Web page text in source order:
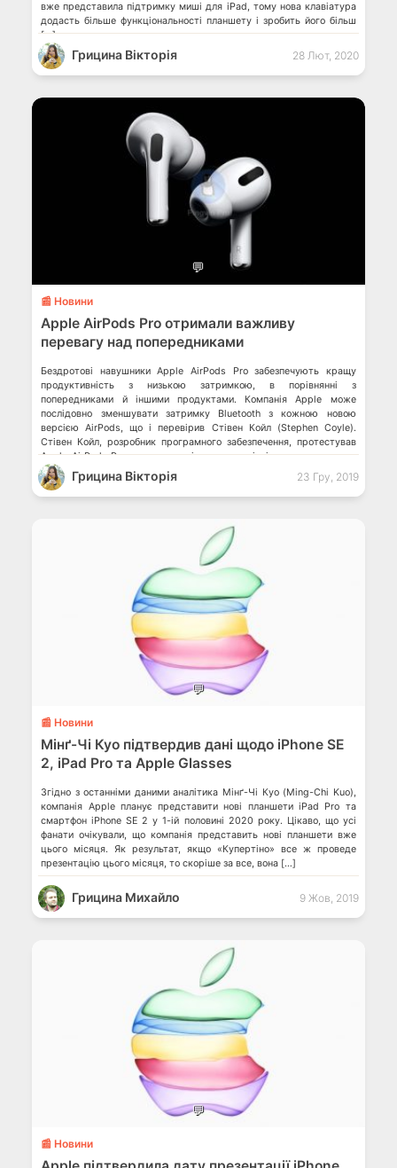
вже представила підтримку миші для iPad, тому нова клавіатура
додасть більше функціональності планшету і зробить його більш
[…]
Грицина Вікторія 28 Лют, 2020
💬
📰 Новини
Apple AirPods Pro отримали важливу
перевагу над попередниками
Бездротові навушники Apple AirPods Pro забезпечують кращу
продуктивність з низькою затримкою, в порівнянні з
попередниками й іншими продуктами. Компанія Apple може
послідовно зменшувати затримку Bluetooth з кожною новою
версією AirPods, що і перевірив Стівен Койл (Stephen Coyle).
Стівен Койл, розробник програмного забезпечення, протестував
Apple AirPods Pro, записавши різницю в часі між моментом, коли
звук відтворюється […]
Грицина Вікторія 23 Гру, 2019
💬
📰 Новини
Мінґ-Чі Куо підтвердив дані щодо iPhone SE
2, iPad Pro та Apple Glasses
Згідно з останніми даними аналітика Мінґ-Чі Куо (Ming-Chi Kuo),
компанія Apple планує представити нові планшети iPad Pro та
смартфон iPhone SE 2 у 1-ій половині 2020 року. Цікаво, що усі
фанати очікували, що компанія представить нові планшети вже
цього місяця. Як результат, якщо «Купертіно» все ж проведе
презентацію цього місяця, то скоріше за все, вона […]
Грицина Михайло 9 Жов, 2019
💬
📰 Новини